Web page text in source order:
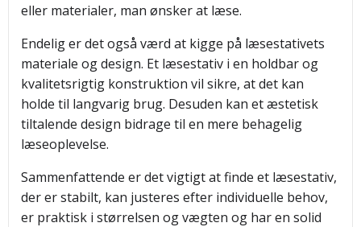
eller materialer, man ønsker at læse.
Endelig er det også værd at kigge på læsestativets
materiale og design. Et læsestativ i en holdbar og
kvalitetsrigtig konstruktion vil sikre, at det kan
holde til langvarig brug. Desuden kan et æstetisk
tiltalende design bidrage til en mere behagelig
læseoplevelse.
Sammenfattende er det vigtigt at finde et læsestativ,
der er stabilt, kan justeres efter individuelle behov,
er praktisk i størrelsen og vægten og har en solid